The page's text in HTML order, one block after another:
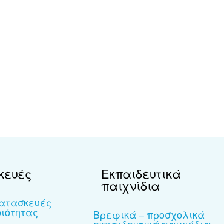
Εκπαιδευτικά
παιχνίδια
Βρεφικά – προσχολικά